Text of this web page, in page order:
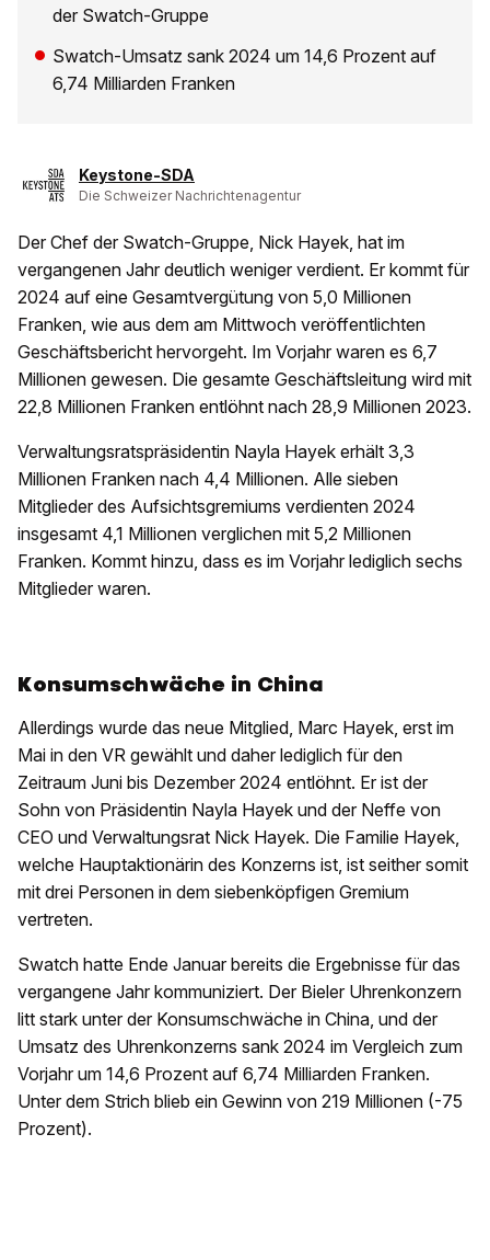
der Swatch-Gruppe
Swatch-Umsatz sank 2024 um 14,6 Prozent auf
6,74 Milliarden Franken
Keystone-SDA
Die Schweizer Nachrichtenagentur
Der Chef der Swatch-Gruppe, Nick Hayek, hat im
vergangenen Jahr deutlich weniger verdient. Er kommt für
2024 auf eine Gesamtvergütung von 5,0 Millionen
Franken, wie aus dem am Mittwoch veröffentlichten
Geschäftsbericht hervorgeht. Im Vorjahr waren es 6,7
Millionen gewesen. Die gesamte Geschäftsleitung wird mit
22,8 Millionen Franken entlöhnt nach 28,9 Millionen 2023.
Verwaltungsratspräsidentin Nayla Hayek erhält 3,3
Millionen Franken nach 4,4 Millionen. Alle sieben
Mitglieder des Aufsichtsgremiums verdienten 2024
insgesamt 4,1 Millionen verglichen mit 5,2 Millionen
Franken. Kommt hinzu, dass es im Vorjahr lediglich sechs
Mitglieder waren.
Konsumschwäche in China
Allerdings wurde das neue Mitglied, Marc Hayek, erst im
Mai in den VR gewählt und daher lediglich für den
Zeitraum Juni bis Dezember 2024 entlöhnt. Er ist der
Sohn von Präsidentin Nayla Hayek und der Neffe von
CEO und Verwaltungsrat Nick Hayek. Die Familie Hayek,
welche Hauptaktionärin des Konzerns ist, ist seither somit
mit drei Personen in dem siebenköpfigen Gremium
vertreten.
Swatch hatte Ende Januar bereits die Ergebnisse für das
vergangene Jahr kommuniziert. Der Bieler Uhrenkonzern
litt stark unter der Konsumschwäche in China, und der
Umsatz des Uhrenkonzerns sank 2024 im Vergleich zum
Vorjahr um 14,6 Prozent auf 6,74 Milliarden Franken.
Unter dem Strich blieb ein Gewinn von 219 Millionen (-75
Prozent).